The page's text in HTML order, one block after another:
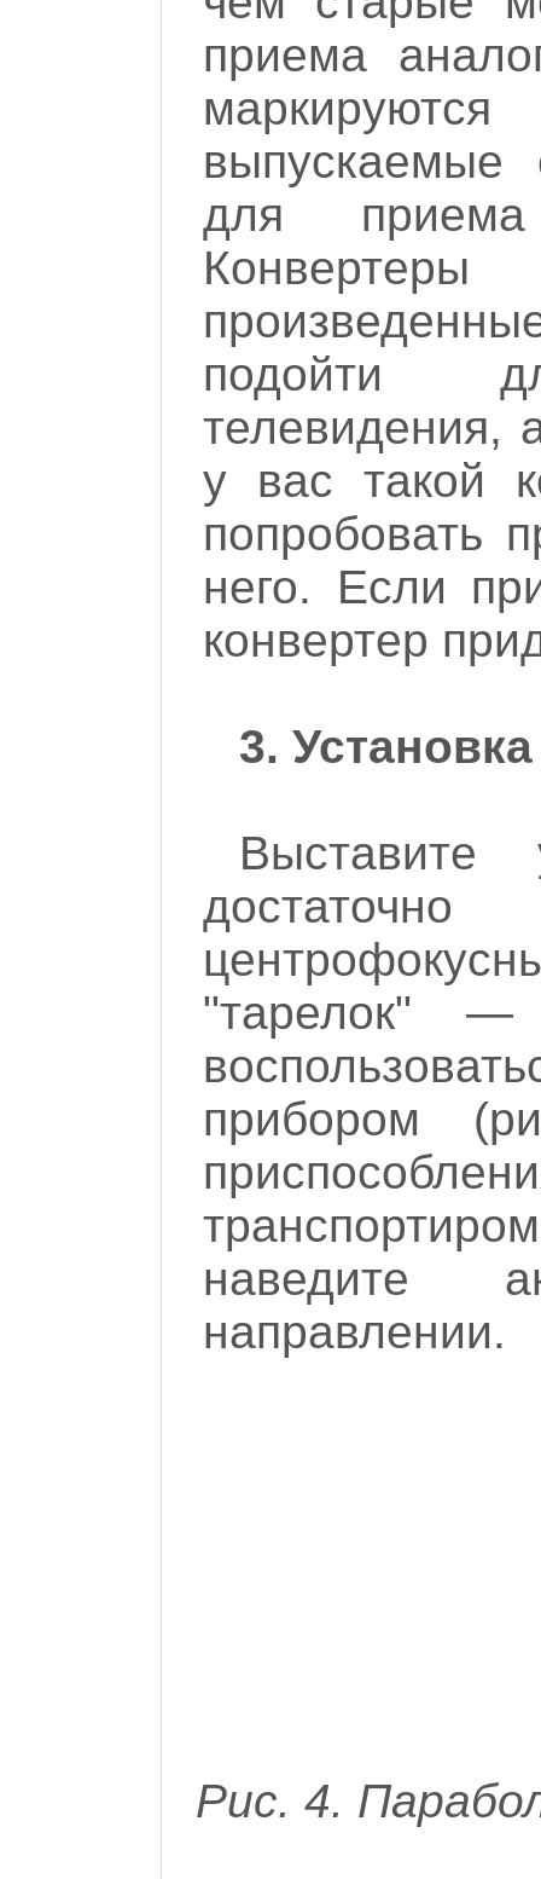
приема
выпускаемые
для приема
подойти
телевидения,
у вас такой
попробовать
него. Если
конвертер
3.
"тарелок"
прибором
наведите
направлении.
Рис. 4.